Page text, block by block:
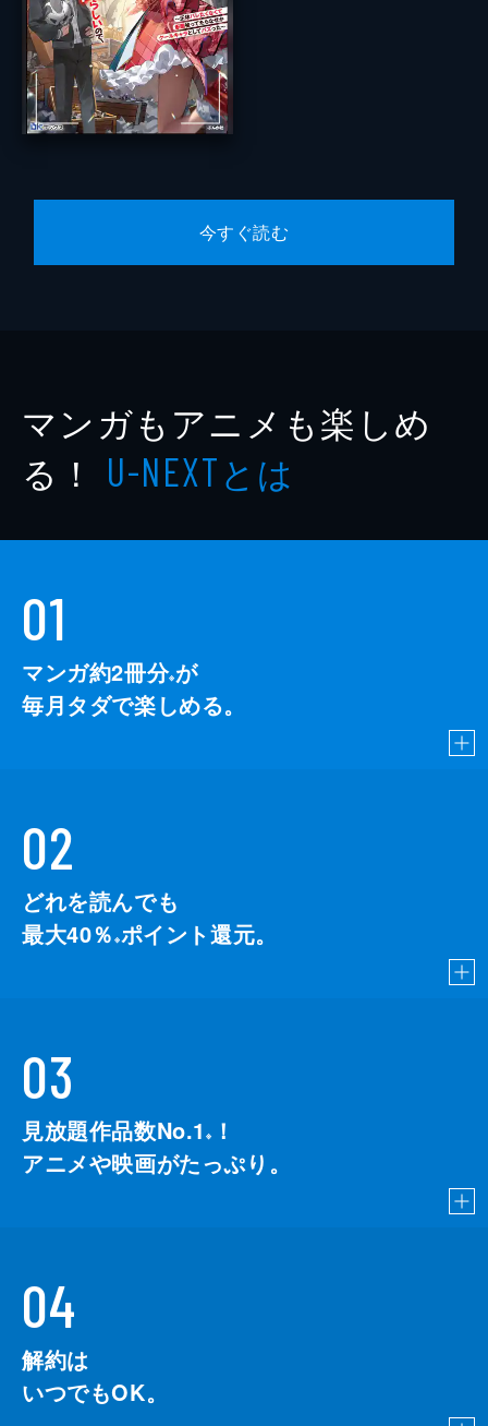
今すぐ読む
マンガもアニメも楽しめ
る！ U-NEXTとは
01
マンガ約2冊分※が
毎月タダで楽しめる。
02
どれを読んでも
最大40％ ※ポイント還元。
03
見放題作品数No.1 ※
！
アニメや映画がたっぷり。
04
解約は
いつでもOK。